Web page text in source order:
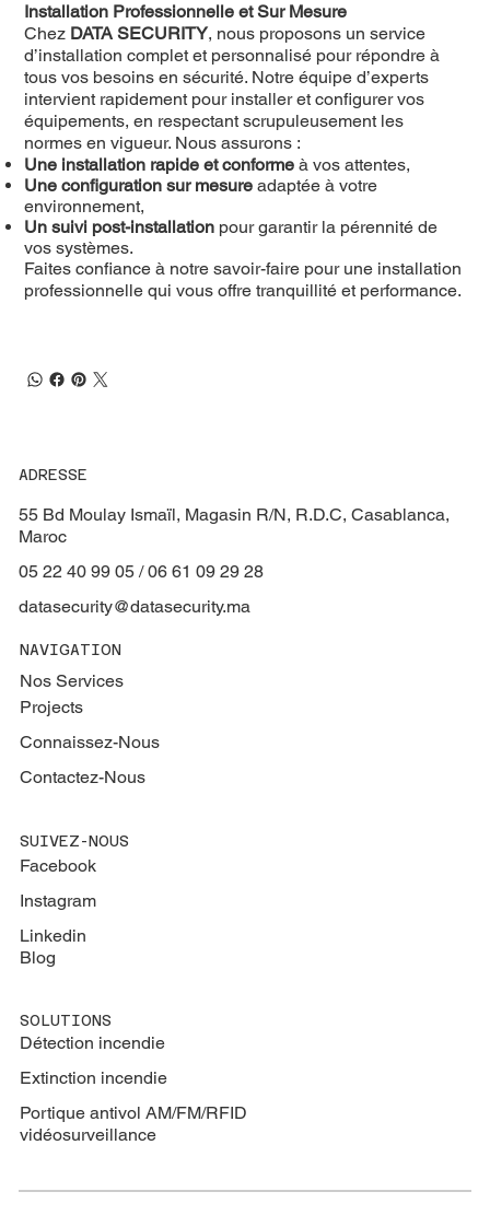
Installation Professionnelle et Sur Mesure
Chez DATA SECURITY, nous proposons un service
d’installation complet et personnalisé pour répondre à
tous vos besoins en sécurité. Notre équipe d’experts
intervient rapidement pour installer et configurer vos
équipements, en respectant scrupuleusement les
normes en vigueur. Nous assurons :
Une installation rapide et conforme à vos attentes,
Une configuration sur mesure adaptée à votre
environnement,
Un suivi post-installation pour garantir la pérennité de
vos systèmes.
Faites confiance à notre savoir-faire pour une installation
professionnelle qui vous offre tranquillité et performance.
ADRESSE
55 Bd Moulay Ismaïl, Magasin R/N, R.D.C, Casablanca,
Maroc
05 22 40 99 05 / 06 61 09 29 28
datasecurity@datasecurity.ma
NAVIGATION
Nos Services
Projects
Connaissez-Nous
Contactez-Nous
SUIVEZ-NOUS
Facebook
Instagram
Linkedin
Blog
SOLUTIONS
Détection incendie
Extinction incendie
Portique antivol AM/FM/RFID
vidéosurveillance